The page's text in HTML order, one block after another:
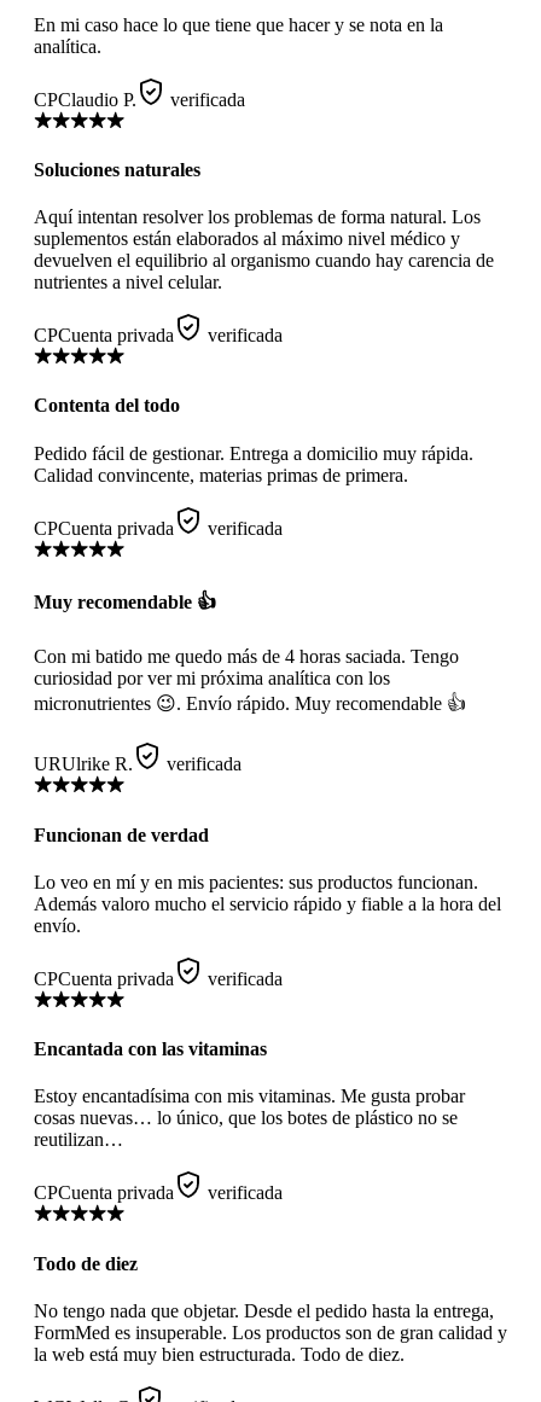
En mi caso hace lo que tiene que hacer y se nota en la
analítica.
CPClaudio P. verificada
Soluciones naturales
Aquí intentan resolver los problemas de forma natural. Los
suplementos están elaborados al máximo nivel médico y
devuelven el equilibrio al organismo cuando hay carencia de
nutrientes a nivel celular.
CPCuenta privada verificada
Contenta del todo
Pedido fácil de gestionar. Entrega a domicilio muy rápida.
Calidad convincente, materias primas de primera.
CPCuenta privada verificada
Muy recomendable 👍
Con mi batido me quedo más de 4 horas saciada. Tengo
curiosidad por ver mi próxima analítica con los
micronutrientes 😉. Envío rápido. Muy recomendable 👍
URUlrike R. verificada
Funcionan de verdad
Lo veo en mí y en mis pacientes: sus productos funcionan.
Además valoro mucho el servicio rápido y fiable a la hora del
envío.
CPCuenta privada verificada
Encantada con las vitaminas
Estoy encantadísima con mis vitaminas. Me gusta probar
cosas nuevas… lo único, que los botes de plástico no se
reutilizan…
CPCuenta privada verificada
Todo de diez
No tengo nada que objetar. Desde el pedido hasta la entrega,
FormMed es insuperable. Los productos son de gran calidad y
la web está muy bien estructurada. Todo de diez.